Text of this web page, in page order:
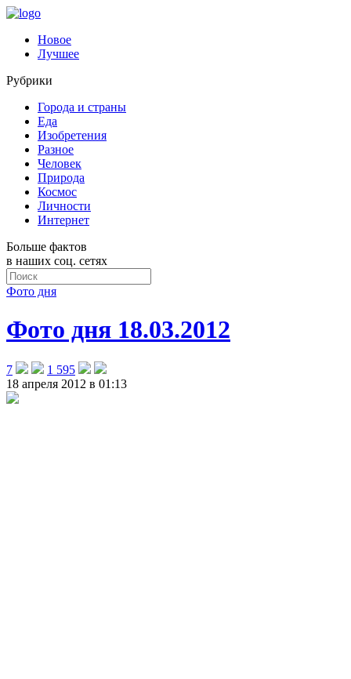
Новое
Лучшее
Рубрики
Города и страны
Еда
Изобретения
Разное
Человек
Природа
Космос
Личности
Интернет
Больше фактов
в наших соц. сетях
Фото дня
Фото дня 18.03.2012
7
1 595
18 апреля 2012 в 01:13